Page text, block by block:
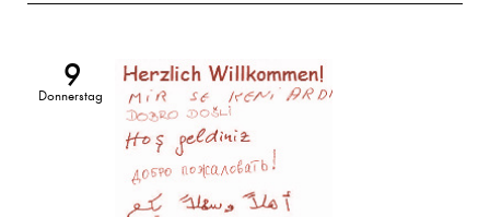
9
Donnerstag